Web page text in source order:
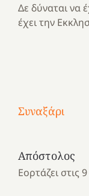
Δε δύναται να
έχει την
Συναξάρι
Απόστολος
Εορτάζει στις
Μια
ένα
καλοκαίρι
και
Νοσοκομείο
“Ερυθρός
το
Ελληνικό